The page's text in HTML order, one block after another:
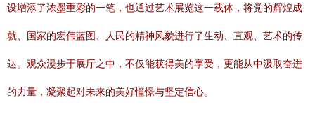
设增添了浓墨重彩的一笔，也通过艺术展览这一载体，将党的辉煌成
就、国家的宏伟蓝图、人民的精神风貌进行了生动、直观、艺术的传
达。观众漫步于展厅之中，不仅能获得美的享受，更能从中汲取奋进
的力量，凝聚起对未来的美好憧憬与坚定信心。